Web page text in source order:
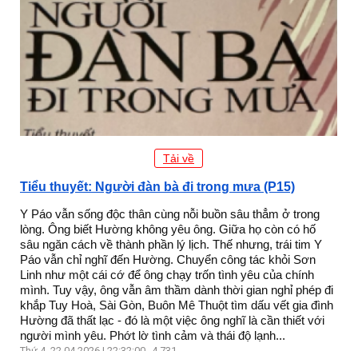
Tải về
Tiểu thuyết: Người đàn bà đi trong mưa (P15)
Y Páo vẫn sống độc thân cùng nỗi buồn sâu thẳm ở trong
lòng. Ông biết Hường không yêu ông. Giữa họ còn có hố
sâu ngăn cách về thành phần lý lịch. Thế nhưng, trái tim Y
Páo vẫn chỉ nghĩ đến Hường. Chuyển công tác khỏi Sơn
Linh như một cái cớ để ông chạy trốn tình yêu của chính
mình. Tuy vậy, ông vẫn âm thầm dành thời gian nghỉ phép đi
khắp Tuy Hoà, Sài Gòn, Buôn Mê Thuột tìm dấu vết gia đình
Hường đã thất lạc - đó là một việc ông nghĩ là cần thiết với
người mình yêu. Phớt lờ tình cảm và thái độ lạnh...